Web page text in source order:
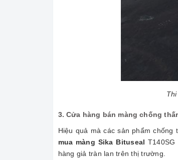
3. Cửa hàng bán màng chống
Hiệu quả mà các sản phẩm
mua màng Sika Bituseal
hàng giả tràn lan trên thị trường.